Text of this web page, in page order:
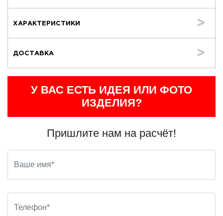
ХАРАКТЕРИСТИКИ
ДОСТАВКА
У ВАС ЕСТЬ ИДЕЯ ИЛИ ФОТО
ИЗДЕЛИЯ?
Пришлите нам на расчёт!